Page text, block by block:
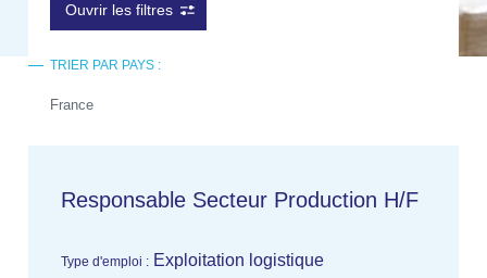
Ouvrir les filtres
TRIER PAR PAYS :
France
Responsable Secteur Production H/F
Type d'emploi : Exploitation logistique